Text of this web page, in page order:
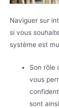
Naviguer sur
si vous
système est
Son rôle
vous
sont